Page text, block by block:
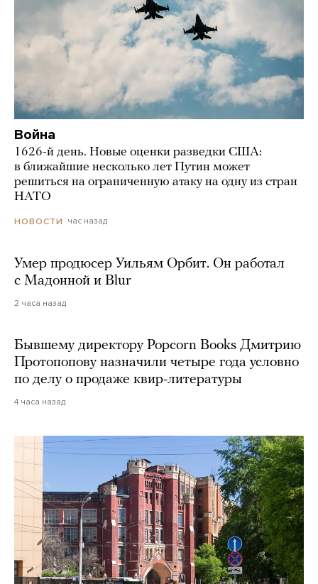
Война
1626-й день. Новые оценки разведки США:
в ближайшие несколько лет Путин может
решиться на ограниченную атаку на одну из стран
НАТО
НОВОСТИ час назад
Умер продюсер Уильям Орбит. Он работал
с Мадонной и Blur
2 часа назад
Бывшему директору Popcorn Books Дмитрию
Протопопову назначили четыре года условно
по делу о продаже квир-литературы
4 часа назад